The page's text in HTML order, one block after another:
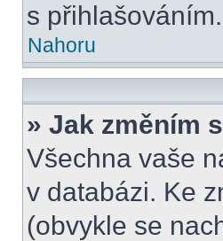
s přihlašováním.
Nahoru
» Jak změním
Všechna vaše
v databázi. Ke
(obvykle se